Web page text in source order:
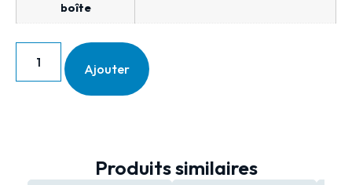
boîte
Ajouter
Produits similaires